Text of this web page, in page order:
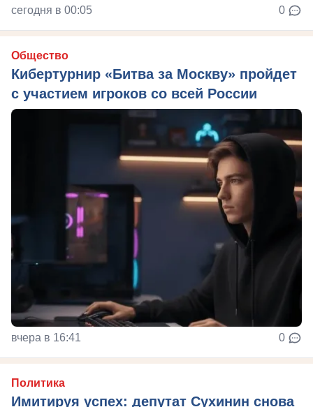
сегодня в 00:05 0
Общество
Кибертурнир «Битва за Москву» пройдет
с участием игроков со всей России
вчера в 16:41 0
Политика
Имитируя успех: депутат Сухинин снова